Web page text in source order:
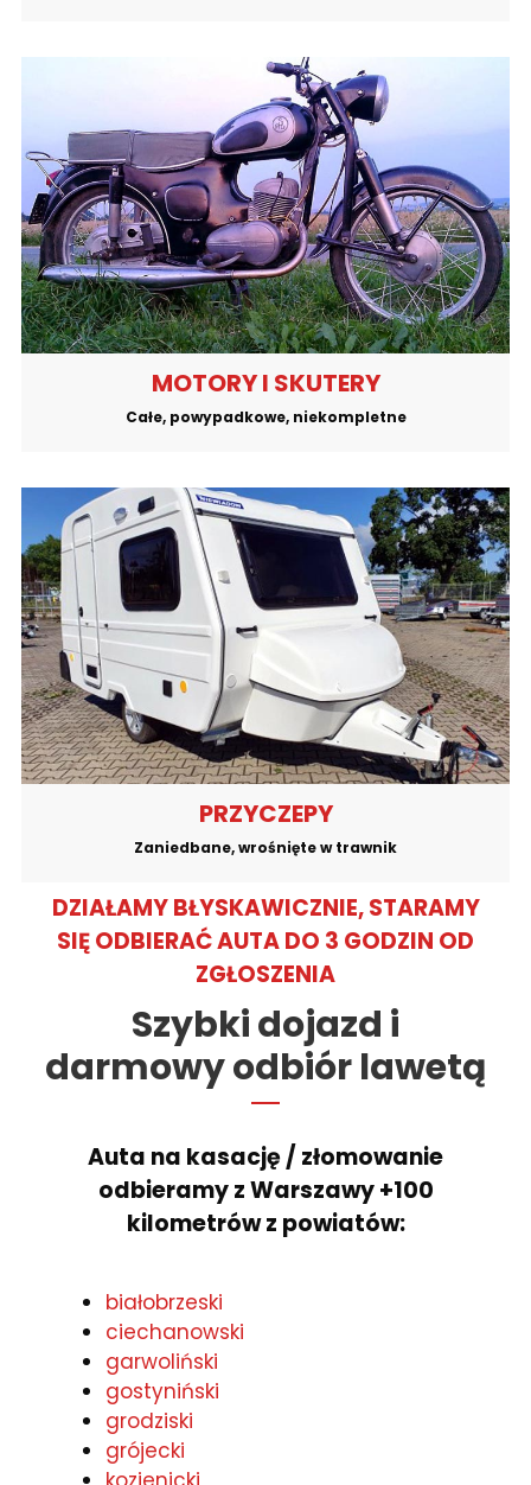
MOTORY I SKUTERY
Całe, powypadkowe, niekompletne
PRZYCZEPY
Zaniedbane, wrośnięte w trawnik
DZIAŁAMY BŁYSKAWICZNIE, STARAMY
SIĘ ODBIERAĆ AUTA DO 3 GODZIN OD
ZGŁOSZENIA
Szybki dojazd i
darmowy odbiór lawetą
Auta na kasację / złomowanie
odbieramy z Warszawy +100
kilometrów z powiatów:
białobrzeski
ciechanowski
garwoliński
gostyniński
grodziski
grójecki